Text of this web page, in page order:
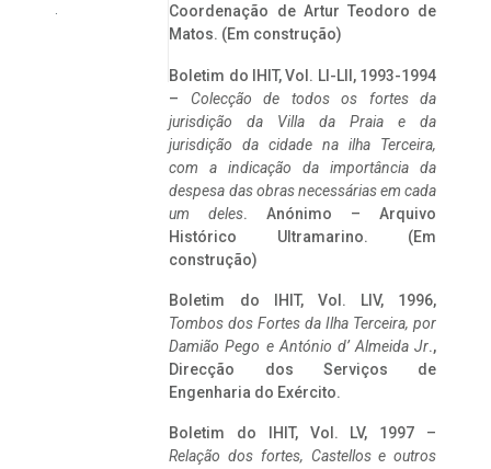
Coordenação de Artur Teodoro de
Matos. (Em construção)
Boletim do IHIT, Vol. LI-LII, 1993-1994
– Colecção de todos os fortes da
jurisdição da Villa da Praia e da
jurisdição da cidade na ilha Terceira,
com a indicação da importância da
despesa das obras necessárias em cada
um deles. Anónimo – Arquivo
Histórico Ultramarino. (Em
construção)
Boletim do IHIT, Vol. LIV, 1996,
Tombos dos Fortes da Ilha Terceira, por
Damião Pego e António d’ Almeida Jr.,
Direcção dos Serviços de
Engenharia do Exército.
Boletim do IHIT, Vol. LV, 1997 –
Relação dos fortes, Castellos e outros